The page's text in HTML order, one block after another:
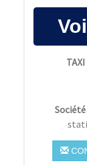
Société